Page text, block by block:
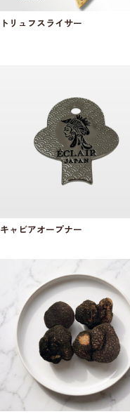
トリュフスライサー
キャビアオープナー